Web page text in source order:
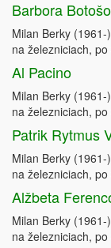
Barbora
Milan Berky
na železniciach,
Al Pacino
Milan Berky
na železniciach,
Patrik Rytmus
Milan Berky
na železniciach,
Alžbeta
Milan Berky
na železniciach,